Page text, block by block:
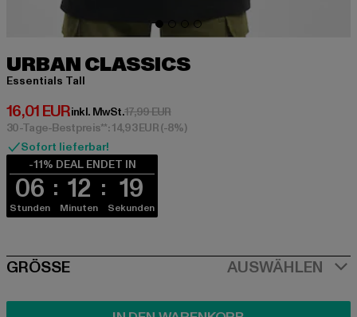
URBAN CLASSICS
Essentials Tall
16,01 EUR
Derzeitiger Preis: 16,01 EUR
inkl. MwSt.17,99 EURAktionspreis: 17,99 EUR
30-Tage-Bestpreis**: 14,93 EUR(-8%)
Sofort lieferbar!
-11% DEAL ENDET IN
06
Stunden
12
Minuten
18
Sekunden
SIZE
GRÖSSE AUSWÄHLEN